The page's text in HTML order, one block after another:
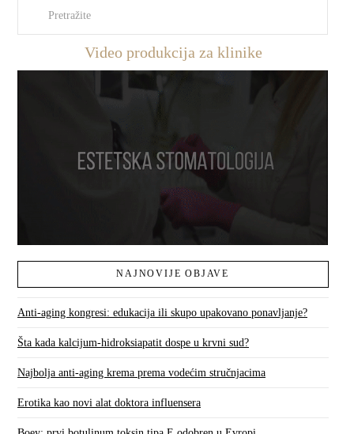
Video produkcija za klinike
NAJNOVIJE OBJAVE
Anti-aging kongresi: edukacija ili skupo upakovano ponavljanje?
Šta kada kalcijum-hidroksiapatit dospe u krvni sud?
Najbolja anti-aging krema prema vodećim stručnjacima
Erotika kao novi alat doktora influensera